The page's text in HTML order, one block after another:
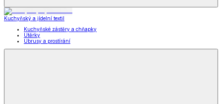
Kuchyňský a jídelní textil
Kuchyňské zástěry a chňapky
Utěrky
Ubrusy a prostírání